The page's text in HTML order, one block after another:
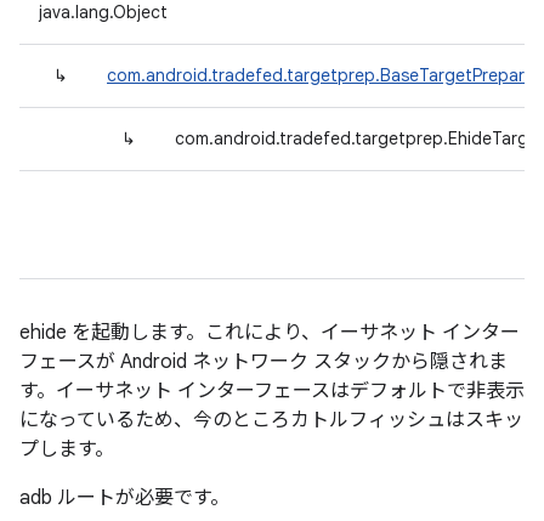
java.lang.Object
↳ com.android.tradefed.targetprep.BaseTargetPreparer
↳
ehide を起動します。これにより、イーサネット インター
フェースが Android ネットワーク スタックから隠されま
す。イーサネット インターフェースはデフォルトで非表示
になっているため、今のところカトルフィッシュはスキッ
プします。
adb ルートが必要です。